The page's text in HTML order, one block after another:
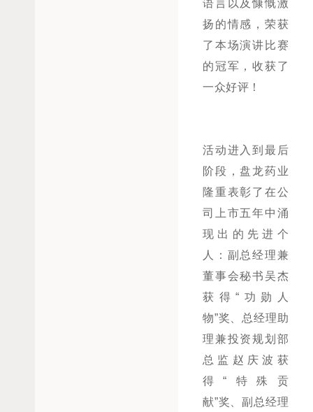
语言以及慷慨激
扬的情感，荣获
了本场演讲比赛
的冠军，收获了
一众好评！
活动进入到最后
阶段，盘龙药业
隆重表彰了在公
司上市五年中涌
现出的先进个
人：副总经理兼
董事会秘书吴杰
获得“功勋人
物”奖、总经理助
理兼投资规划部
总监赵庆波获
得“特殊贡
献”奖、副总经理